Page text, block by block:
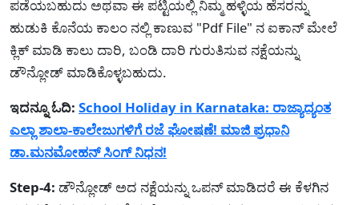
ಪಡೆಯಬಹುದು ಅಥವಾ ಈ ಪಟ್ಟಿಯಲ್ಲಿ ನಿಮ್ಮ ಹಳ್ಳಿಯ ಹೆಸರನ್ನು
ಹುಡುಕಿ ಕೊನೆಯ ಕಾಲಂ ನಲ್ಲಿ ಕಾಣುವ "Pdf File" ನ ಐಕಾನ್ ಮೇಲೆ
ಕ್ಲಿಕ್ ಮಾಡಿ ಕಾಲು ದಾರಿ, ಬಂಡಿ ದಾರಿ ಗುರುತಿಸುವ ನಕ್ಷೆಯನ್ನು
ಡೌನ್ಲೋಡ್ ಮಾಡಿಕೊಳ್ಳಬಹುದು.
ಇದನ್ನೂ ಓದಿ: School Holiday in Karnataka: ರಾಜ್ಯಾದ್ಯಂತ
ಎಲ್ಲಾ ಶಾಲಾ-ಕಾಲೇಜುಗಳಿಗೆ ರಜೆ ಘೋಷಣೆ! ಮಾಜಿ ಪ್ರಧಾನಿ
ಡಾ.ಮನಮೋಹನ್ ಸಿಂಗ್ ನಿಧನ!
Step-4: ಡೌನ್ಲೋಡ್ ಅದ ನಕ್ಷೆಯನ್ನು ಒಪನ್ ಮಾಡಿದರೆ ಈ ಕೆಳಗಿನ